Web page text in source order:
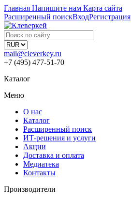
Главная Напишите нам Карта сайта
Расширенный поискВходРегистрация
mail@cleverkey.ru
+7 (495) 477-51-70
Каталог
Меню
О нас
Каталог
Расширенный поиск
ИТ-решения и услуги
Акции
Доставка и оплата
Медиатека
Контакты
Производители